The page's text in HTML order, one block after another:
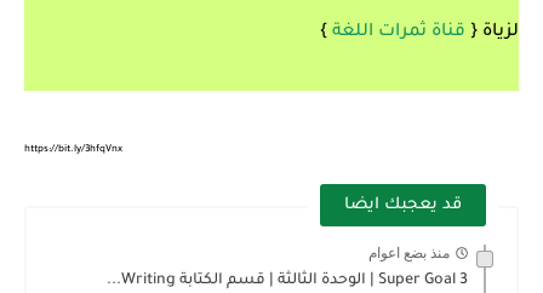
لزياة { قناة ثمرات اللغة }
https://bit.ly/3hfqVnx
قد يعجبك ايضا
منذ بضع اعوام
Super Goal 3 | الوحدة الثالثة | قسم الكتابة Writing...